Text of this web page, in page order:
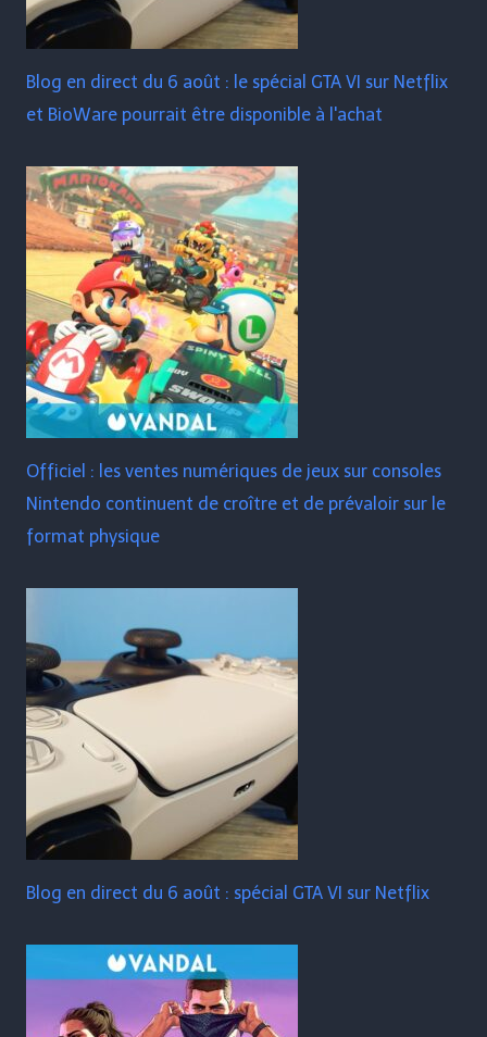
Blog en direct du 6 août : le spécial GTA VI sur Netflix
et BioWare pourrait être disponible à l'achat
Officiel : les ventes numériques de jeux sur consoles
Nintendo continuent de croître et de prévaloir sur le
format physique
Blog en direct du 6 août : spécial GTA VI sur Netflix